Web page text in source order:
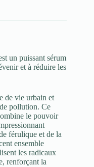
un puissant sérum
et à réduire les
de vie urbain et
pollution. Ce
le pouvoir
férulique et de la
ensemble
les radicaux
renforçant la